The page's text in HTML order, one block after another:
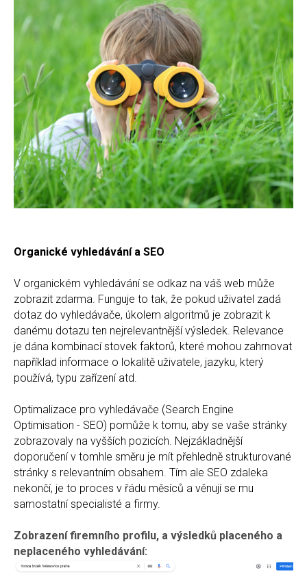
Organické vyhledávání a SEO
V organickém vyhledávání se odkaz na váš web může
zobrazit zdarma. Funguje to tak, že pokud uživatel zadá
dotaz do vyhledávače, úkolem algoritmů je zobrazit k
danému dotazu ten nejrelevantnější výsledek. Relevance
je dána kombinací stovek faktorů, které mohou zahrnovat
například informace o lokalitě uživatele, jazyku, který
používá, typu zařízení atd.
Optimalizace pro vyhledávače (Search Engine
Optimisation - SEO) pomůže k tomu, aby se vaše stránky
zobrazovaly na vyšších pozicích. Nejzákladnější
doporučení v tomhle směru je mít přehledně strukturované
stránky s relevantním obsahem. Tím ale SEO zdaleka
nekončí, je to proces v řádu měsíců a věnují se mu
samostatní specialisté a firmy.
Zobrazení firemního profilu, a výsledků placeného a
neplaceného vyhledávání: